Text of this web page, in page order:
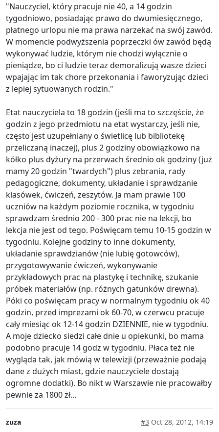
"Nauczyciel, który pracuje nie 40, a 14 godzin
tygodniowo, posiadając prawo do dwumiesięcznego,
płatnego urlopu nie ma prawa narzekać na swój zawód.
W momencie podwyższenia poprzeczki ów zawód będą
wykonywać ludzie, którym nie chodzi wyłącznie o
pieniądze, bo ci ludzie teraz demoralizują wasze dzieci
wpajając im tak chore przekonania i faworyzując dzieci
z lepiej sytuowanych rodzin."
Etat nauczyciela to 18 godzin (jeśli ma to szczęście, że
godzin z jego przedmiotu na etat wystarczy, jeśli nie,
często jest uzupełniany o świetlicę lub bibliotekę
przeliczaną inaczej), plus 2 godziny obowiązkowo na
kółko plus dyżury na przerwach średnio ok godziny (już
mamy 20 godzin "twardych") plus zebrania, rady
pedagogiczne, dokumenty, układanie i sprawdzanie
klasówek, ćwiczeń, zeszytów. Ja mam prawie 100
uczniów na każdym poziomie rocznika, w tygodniu
sprawdzam średnio 200 - 300 prac nie na lekcji, bo
lekcja nie jest od tego. Poświęcam temu 10-15 godzin w
tygodniu. Kolejne godziny to inne dokumenty,
układanie sprawdzianów (nie lubię gotowców),
przygotowywanie ćwiczeń, wykonywanie
przykładowych prac na plastykę i technikę, szukanie
próbek materiałów (np. różnych gatunków drewna).
Póki co poświęcam pracy w normalnym tygodniu ok 40
godzin, przed imprezami ok 60-70, w czerwcu pracuje
cały miesiąc ok 12-14 godzin DZIENNIE, nie w tygodniu.
A moje dziecko siedzi całe dnie u opiekunki, bo mama
podobno pracuje 14 godz w tygodniu. Płaca też nie
wygląda tak, jak mówią w telewizji (przeważnie podają
dane z dużych miast, gdzie nauczyciele dostają
ogromne dodatki). Bo nikt w Warszawie nie pracowałby
pewnie za 1800 zł...
zuza #3 Oct 28, 2012, 14:19